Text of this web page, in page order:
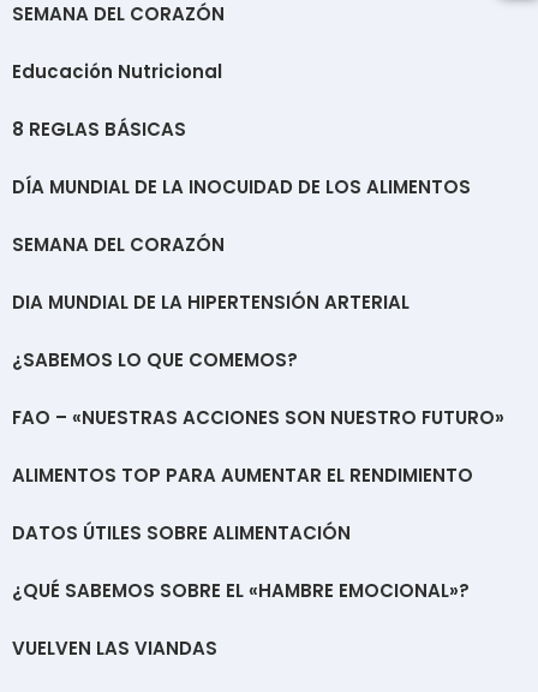
SEMANA DEL CORAZÓN
Educación Nutricional
8 REGLAS BÁSICAS
DÍA MUNDIAL DE LA INOCUIDAD DE LOS ALIMENTOS
SEMANA DEL CORAZÓN
DIA MUNDIAL DE LA HIPERTENSIÓN ARTERIAL
¿SABEMOS LO QUE COMEMOS?
FAO – «NUESTRAS ACCIONES SON NUESTRO FUTURO»
ALIMENTOS TOP PARA AUMENTAR EL RENDIMIENTO
DATOS ÚTILES SOBRE ALIMENTACIÓN
¿QUÉ SABEMOS SOBRE EL «HAMBRE EMOCIONAL»?
VUELVEN LAS VIANDAS